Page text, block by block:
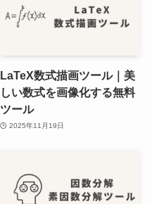
LaTeX数式描画ツール｜美
しい数式を画像化する無料
ツール
2025年11月19日